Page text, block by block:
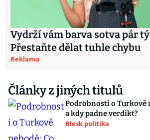
Vydrží vám barva sotva pár
Přestaňte dělat tuhle chybu
Reklama
Články z jiných titulů
Podrobnosti o Turkově
a kdy padne verdikt?
Blesk politika